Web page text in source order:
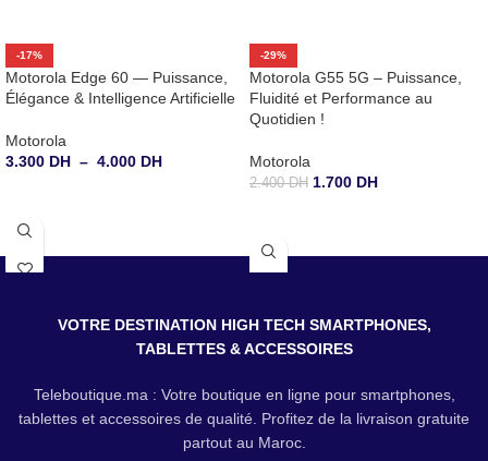
-17%
Motorola Edge 60 — Puissance,
Élégance & Intelligence Artificielle
Motorola
3.300 DH – 4.000 DH
-29%
Motorola G55 5G – Puissance,
Fluidité et Performance au
Quotidien !
Motorola
2.400DH 1.700 DH
VOTRE DESTINATION HIGH TECH SMARTPHONES,
TABLETTES & ACCESSOIRES
Teleboutique.ma : Votre boutique en ligne pour smartphones,
tablettes et accessoires de qualité. Profitez de la livraison gratuite
partout au Maroc.